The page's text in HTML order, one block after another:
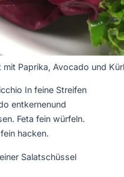
mit Paprika, Avocado und
In feine Streifen
entkernenund
Feta fein würfeln.
hacken.
Salatschüssel